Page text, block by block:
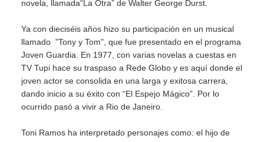
novela, llamada“La Otra” de Walter George Durst.
Ya con dieciséis años hizo su participación en un musical
llamado "Tony y Tom", que fue presentado en el programa
Joven Guardia. En 1977, con varias novelas a cuestas en
TV Tupi hace su traspaso a Rede Globo y es aquí donde el
joven actor se consolida en una larga y exitosa carrera,
dando inicio a su éxito con “El Espejo Mágico”. Por lo
ocurrido pasó a vivir a Rio de Janeiro.
Toni Ramos ha interpretado personajes como: el hijo de